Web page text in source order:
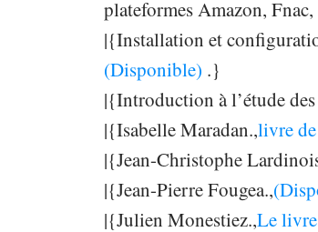
plateformes Amazon,
|{Installation et
(Disponible) .}
|{Introduction à l’étude
|{Isabelle Maradan.,livre
|{Jean-Christophe
|{Jean-Pierre Fougea.,
|{Julien Monestiez.,Le livre